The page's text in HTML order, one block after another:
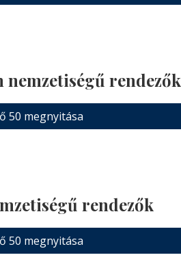
nemzetiségű rendezők
50 megnyitása
rendezők
50 megnyitása